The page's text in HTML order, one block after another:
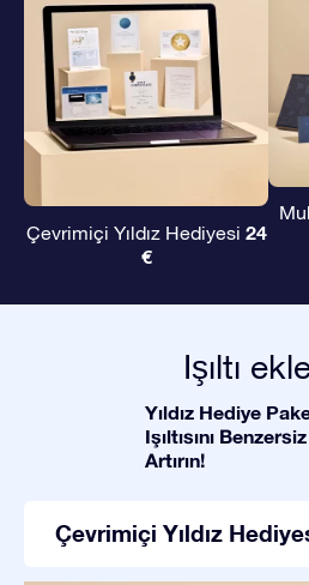
Çevrimiçi Yıldız Hediyesi 24
€
Işıltı
Yıldız Hediye
Işıltısını
Artırın!
Çevrimiçi Yıldız